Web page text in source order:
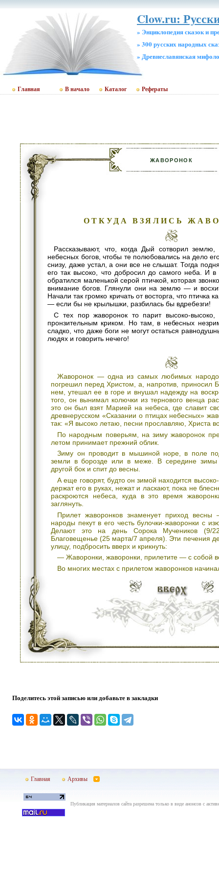
Clow.ru:
» Энциклопедия сказок и
» 300 русских народных
» Древнеславянская
Главная В начало Каталог Рефераты
ЖАВОРОНОК
ОТКУДА ВЗЯЛИСЬ
Рассказывают, что, когда Дый сотворил землю,
небесных богов, чтобы те полюбовались на дело
снизу, даже устал, а они все не слышат. Тогда
его так высоко, что добросил до самого неба. И
обратился маленькой серой птичкой, которая
внимание богов. Глянули они на землю — и
Начали так громко кричать от восторга, что птичка
— если бы не крылышки, разбилась бы вдребезги!
С тех пор жаворонок то парит высоко-высоко,
пронзительным криком. Но там, в небесных
сладко, что даже боги не могут остаться
людях и говорить нечего!
Жаворонок — одна из самых любимых
погрешил перед Христом, а, напротив, приносил
нем, утешал ее в горе и внушал надежду на
того, он вынимал колючки из тернового венца
это он был взят Марией на небеса, где славит
древнерусском «Сказании о птицах небесных»
так: «Я высоко летаю, песни прославляю, Христа
По народным поверьям, на зиму жаворонок
летом принимает прежний облик.
Зиму он проводит в мышиной норе, в поле
земли в борозде или в меже. В середине зимы
другой бок и спит до весны.
А еще говорят, будто он зимой находится
держат его в руках, нежат и ласкают, пока не
раскроются небеса, куда в это время
заглянуть.
Прилет жаворонков знаменует приход
народы пекут в его честь булочки-жаворонки с
Делают это на день Сорока Мучеников (9/
Благовещенье (25 марта/7 апреля). Эти печения
улицу, подбросить вверх и крикнуть:
— Жаворонки, жаворонки, прилетите — с собой
Во многих местах с прилетом жаворонков
Поделитесь этой записью или добавьте в закладки
Главная Архивы
Публикация материалов сайта разрешена только в виде анонсов с